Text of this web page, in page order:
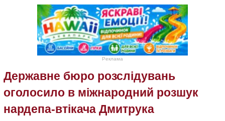
Реклама
Державне бюро розслідувань
оголосило в міжнародний розшук
нардепа-втікача Дмитрука